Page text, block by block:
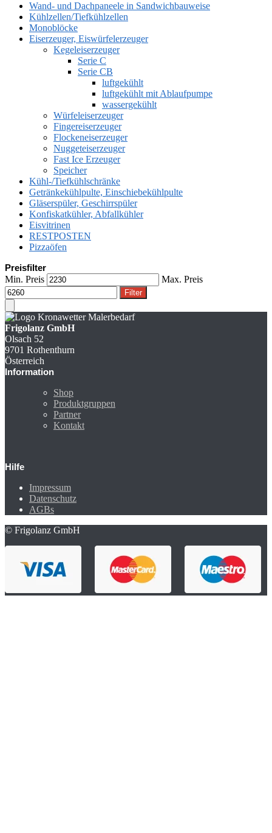
Wand- und Dachpaneele in Sandwichbauweise
Kühlzellen/Tiefkühlzellen
Monoblöcke
Eiserzeuger, Eiswürfelerzeuger
Kegeleiserzeuger
Serie C
Serie CB
luftgekühlt
luftgekühlt mit Ablaufpumpe
wassergekühlt
Würfeleiserzeuger
Fingereiserzeuger
Flockeneiserzeuger
Nuggeteiserzeuger
Fast Ice Erzeuger
Speicher
Kühl-/Tiefkühlschränke
Getränkekühlpulte, Einschiebekühlpulte
Gläserspüler, Geschirrspüler
Konfiskatkühler, Abfallkühler
Eisvitrinen
RESTPOSTEN
Pizzaöfen
Preisfilter
Min. Preis
Max. Preis
Filter
Frigolanz GmbH
Olsach 52
9701 Rothenthurn
Österreich
Information
Shop
Produktgruppen
Partner
Kontakt
Hilfe
Impressum
Datenschutz
AGBs
© Frigolanz GmbH